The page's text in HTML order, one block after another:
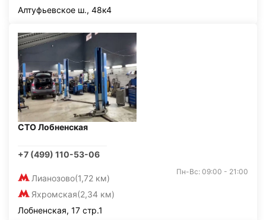
Алтуфьевское ш., 48к4
СТО Лобненская
+7 (499) 110-53-06
Лианозово(1,72 км)
Яхромская(2,34 км)
Пн-Вс: 09:00 - 21:00
Лобненская, 17 стр.1